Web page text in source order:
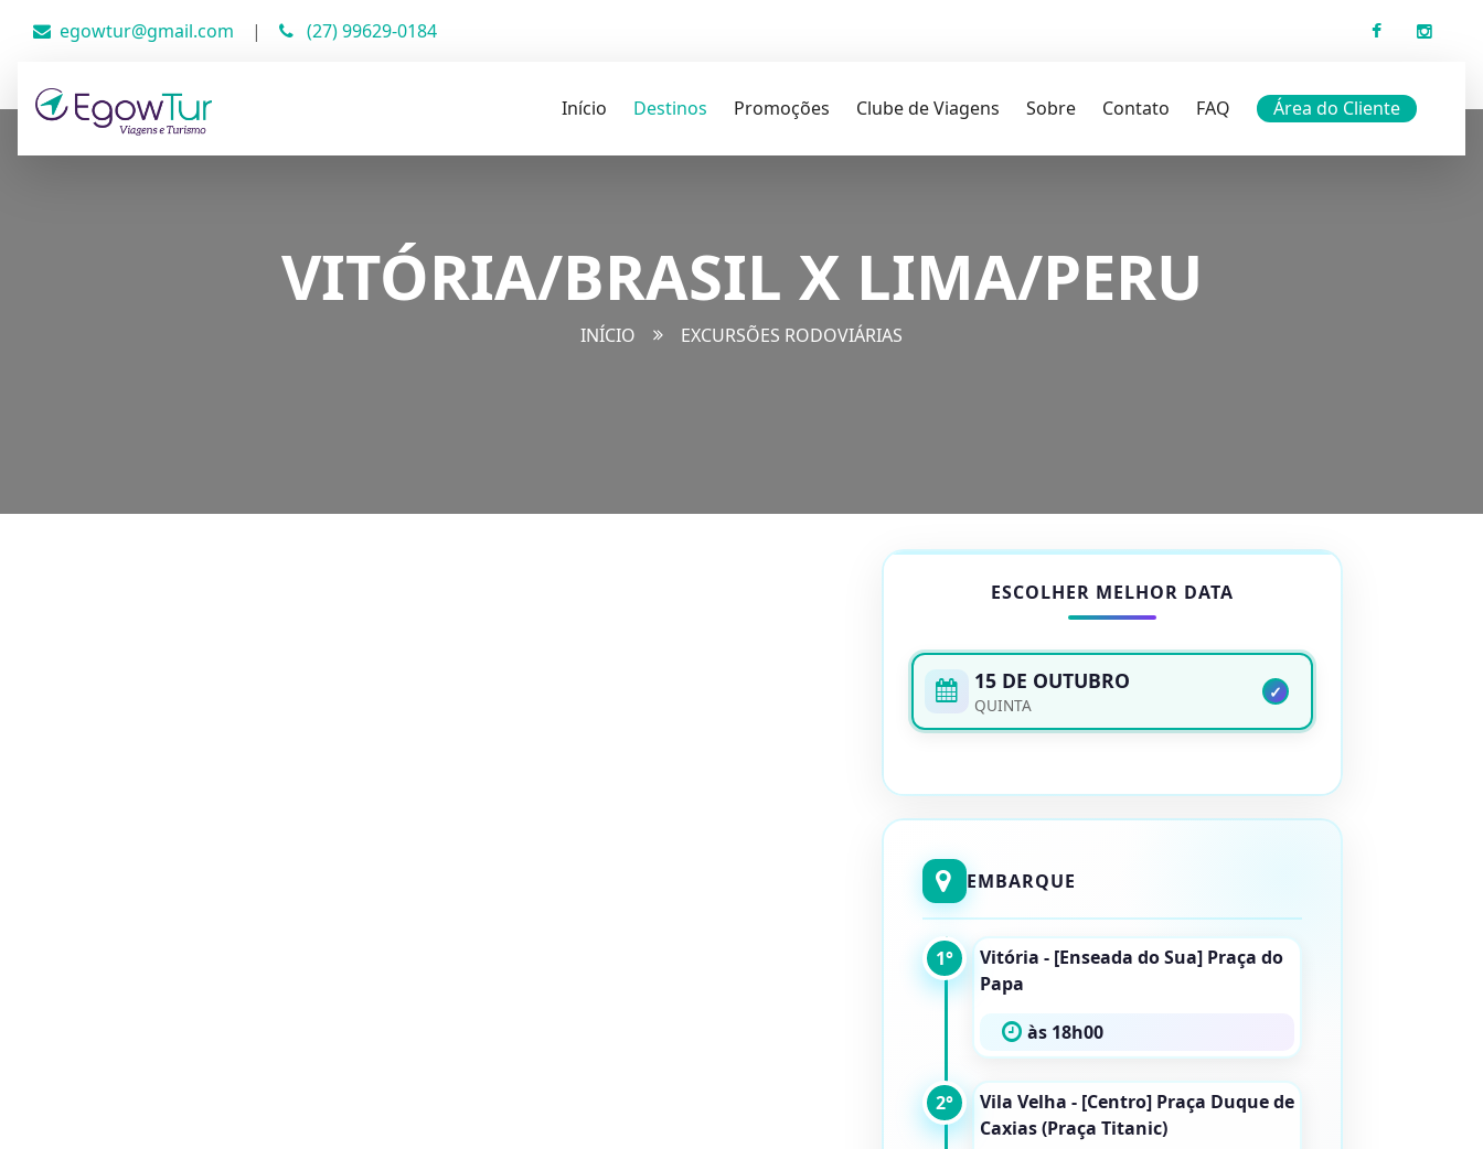
egowtur@gmail.com | (27) 99629-0184
Início Destinos Promoções Clube de Viagens Sobre Contato FAQ Área do Cliente
VITÓRIA/BRASIL X LIMA/PERU
INÍCIO EXCURSÕES RODOVIÁRIAS
ESCOLHER MELHOR DATA
15 DE OUTUBRO
QUINTA
EMBARQUE
1°
Vitória - [Enseada do Sua] Praça do
Papa
às 18h00
2°
Vila Velha - [Centro] Praça Duque de
Caxias (Praça Titanic)